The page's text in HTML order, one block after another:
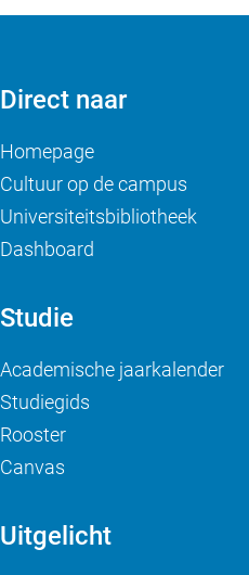
Direct naar
Homepage
Cultuur op de campus
Universiteitsbibliotheek
Dashboard
Studie
Academische jaarkalender
Studiegids
Rooster
Canvas
Uitgelicht